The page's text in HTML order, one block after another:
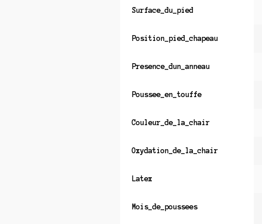
Surface_du_pied
Position_pied_chapeau
Presence_dun_anneau
Poussee_en_touffe
Couleur_de_la_chair
Oxydation_de_la_chair
Latex
Mois_de_poussees